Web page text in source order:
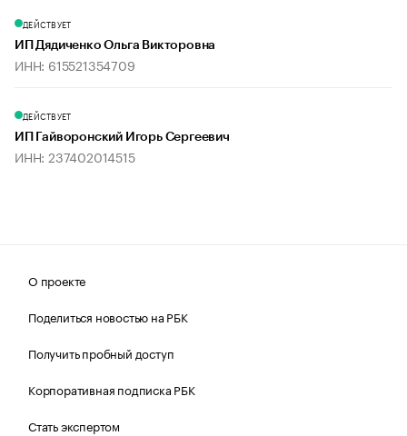
ДЕЙСТВУЕТ
ИП Дядиченко Ольга Викторовна
ИНН: 615521354709
ДЕЙСТВУЕТ
ИП Гайворонский Игорь Сергеевич
ИНН: 237402014515
О проекте
Поделиться новостью на РБК
Получить пробный доступ
Корпоративная подписка РБК
Стать экспертом